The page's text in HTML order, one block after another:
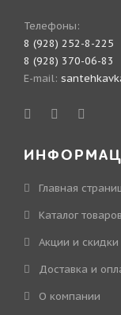
Телефоны:
8 (928) 252-8-225
8 (928) 370-06-83
E-mail:
Главная
Каталог товаров
Акции и скидки
Доставка и
О компании